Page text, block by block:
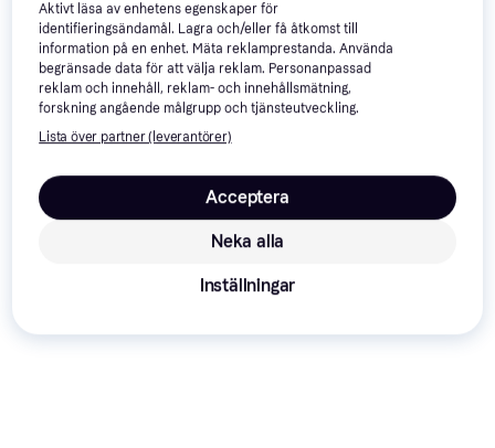
Knipex 61 01 200 Bultsax
Djup: 15, Höjd: 45, Längd: 200,
Vikt: 435
525 kr
9+ butiker
Bahco 4559-30 Bultsax
Längd: 750, Vikt: 3670
962 kr
9+ butiker
Annons
Aktivt läsa av enhetens egenskaper för
identifieringsändamål. Lagra och/eller få åtkomst till
information på en enhet. Mäta reklamprestanda. Använda
begränsade data för att välja reklam. Personanpassad
reklam och innehåll, reklam- och innehållsmätning,
forskning angående målgrupp och tjänsteutveckling.
Lista över partner (leverantörer)
Neka alla
Acceptera
Inställningar